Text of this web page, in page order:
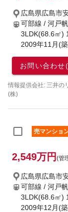
広島県広島市
可部線 / 河戸
3LDK(68.6㎡)
2009年11月(
お問い合わせ
情報提供会社: 三井
(株)
売マンショ
2,549万円 (管
広島県広島市
可部線 / 河戸
3LDK(68.6㎡)
2009年12月(